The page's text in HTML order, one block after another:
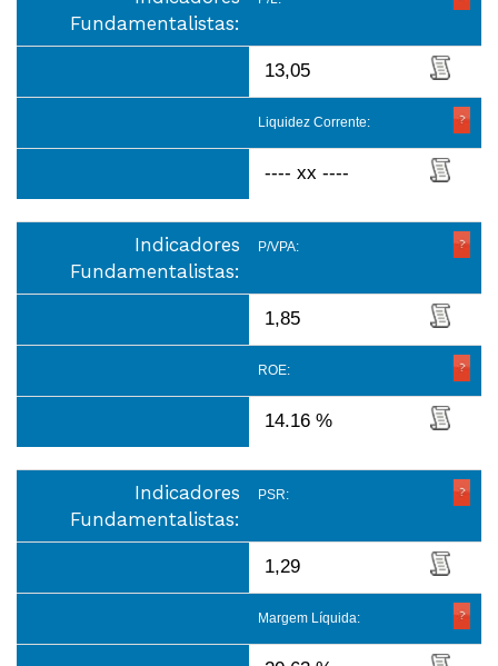
Fundamentalistas:
13,05
Liquidez Corrente:
---- xx ----
Indicadores
Fundamentalistas:
P/VPA:
1,85
ROE:
14.16 %
Indicadores
Fundamentalistas:
PSR:
1,29
Margem Líquida: